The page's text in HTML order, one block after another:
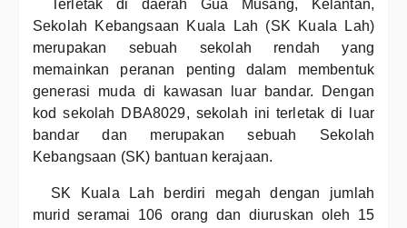
Terletak di daerah Gua Musang, Kelantan,
Sekolah Kebangsaan Kuala Lah (SK Kuala Lah)
merupakan sebuah sekolah rendah yang
memainkan peranan penting dalam membentuk
generasi muda di kawasan luar bandar. Dengan
kod sekolah DBA8029, sekolah ini terletak di luar
bandar dan merupakan sebuah Sekolah
Kebangsaan (SK) bantuan kerajaan.
SK Kuala Lah berdiri megah dengan jumlah
murid seramai 106 orang dan diuruskan oleh 15